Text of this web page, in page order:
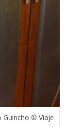
Guincho © Viaje